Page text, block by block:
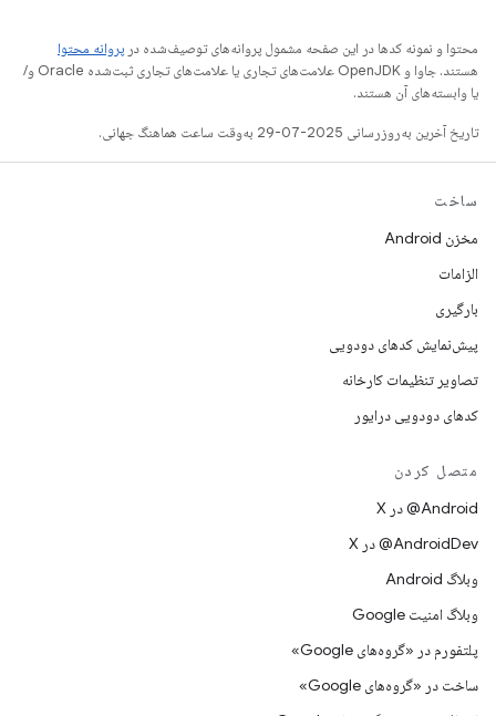
محتوا و نمونه کدها در این صفحه مشمول پروانه‌های توصیف‌شده در پروانه محتوا
هستند. جاوا و OpenJDK علامت‌های تجاری یا علامت‌های تجاری ثبت‌شده Oracle و/
یا وابسته‌های آن هستند.
تاریخ آخرین به‌روزرسانی 2025-07-29 به‌وقت ساعت هماهنگ جهانی.
ساخت
مخزن Android
الزامات
بارگیری
پیش‌نمایش کدهای دودویی
تصاویر تنظیمات کارخانه
کدهای دودویی درایور
متصل کردن
‫‎@Android در X
‫‎@AndroidDev در X
وبلاگ Android
وبلاگ امنیت Google
پلتفورم در «گروه‌های Google»
ساخت در «گروه‌های Google»